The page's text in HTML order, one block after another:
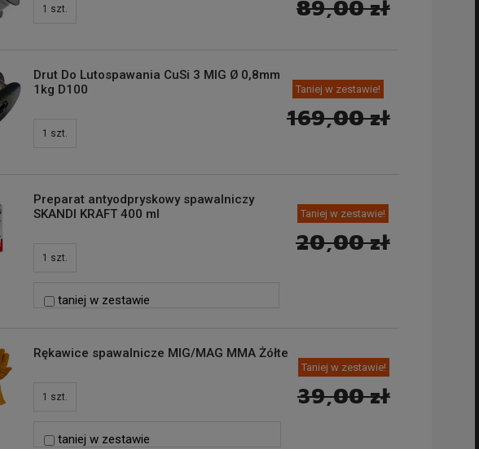
1 szt. 89,00 zł
Drut Do Lutospawania CuSi 3 MIG Ø 0,8mm
1kg D100
1 szt.
169,00 zł
Taniej w zestawie!
Preparat antyodpryskowy spawalniczy
SKANDI KRAFT 400 ml
1 szt.
taniej w zestawie
20,00 zł
Taniej w zestawie!
Rękawice spawalnicze MIG/MAG MMA Żółte
1 szt.
taniej w zestawie
39,00 zł
Taniej w zestawie!